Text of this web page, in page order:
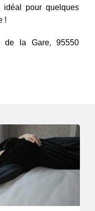
idéal pour quelques
!
de la Gare, 95550